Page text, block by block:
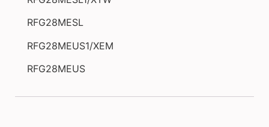
RFG28MESL
RFG28MEUS1/XEM
RFG28MEUS